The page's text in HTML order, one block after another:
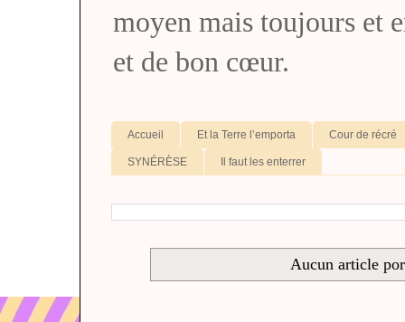
moyen mais toujours et
et de bon cœur.
Accueil Et la Terre l’emporta Cour de récré
SYNÉRÈSE Il faut les enterrer
Aucun article